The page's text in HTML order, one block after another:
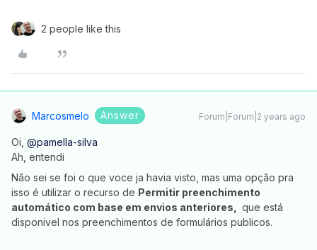
2 people like this
Marcosmelo Answer Forum|Forum|2 years ago
Oi, @pamella-silva
Ah, entendi
Não sei se foi o que voce ja havia visto, mas uma opção pra
isso é utilizar o recurso de Permitir preenchimento
automático com base em envios anteriores,
que está
disponivel nos preenchimentos de formulários publicos.